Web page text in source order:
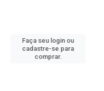
Faça seu login ou
cadastre-se para
comprar.